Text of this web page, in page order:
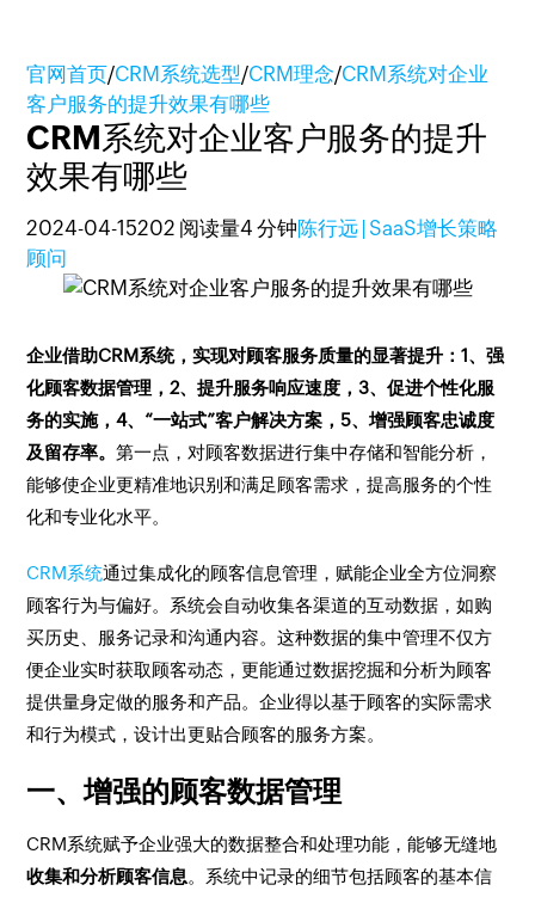
官网首页/CRM系统选型/CRM理念/CRM系统对企业
客户服务的提升效果有哪些
CRM系统对企业客户服务的提升
效果有哪些
2024-04-15202 阅读量4 分钟陈行远 | SaaS增长策略
顾问
企业借助CRM系统，实现对顾客服务质量的显著提升：1、强
化顾客数据管理，2、提升服务响应速度，3、促进个性化服
务的实施，4、“一站式”客户解决方案，5、增强顾客忠诚度
及留存率。第一点，对顾客数据进行集中存储和智能分析，
能够使企业更精准地识别和满足顾客需求，提高服务的个性
化和专业化水平。
CRM系统通过集成化的顾客信息管理，赋能企业全方位洞察
顾客行为与偏好。系统会自动收集各渠道的互动数据，如购
买历史、服务记录和沟通内容。这种数据的集中管理不仅方
便企业实时获取顾客动态，更能通过数据挖掘和分析为顾客
提供量身定做的服务和产品。企业得以基于顾客的实际需求
和行为模式，设计出更贴合顾客的服务方案。
一、增强的顾客数据管理
CRM系统赋予企业强大的数据整合和处理功能，能够无缝地
收集和分析顾客信息。系统中记录的细节包括顾客的基本信